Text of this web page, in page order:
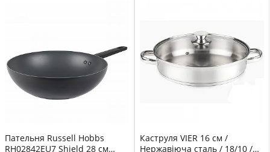
Пательня Russell Hobbs
RH02842EU7 Shield 28 см
Каструля VIER 16 см /
Нержавіюча сталь / 18/10 /